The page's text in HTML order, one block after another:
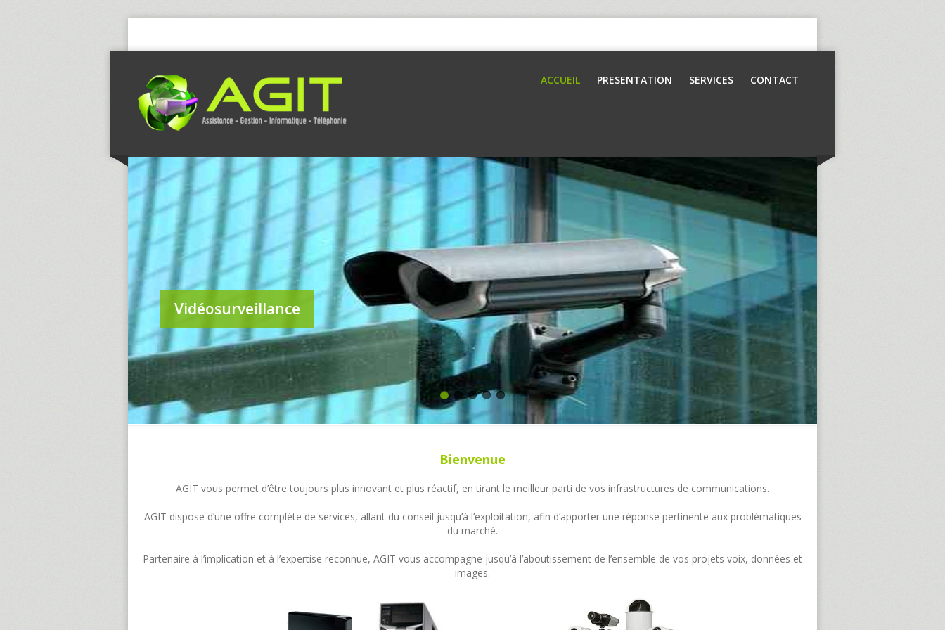
ACCUEIL PRESENTATION SERVICES CONTACT
Vidéosurveillance
Bienvenue
AGIT vous permet d’être toujours plus innovant et plus réactif, en tirant le meilleur parti de vos infrastructures de communications.
AGIT dispose d’une offre complète de services, allant du conseil jusqu’à l’exploitation, afin d’apporter une réponse pertinente aux problématiques
du marché.
Partenaire à l’implication et à l’expertise reconnue, AGIT vous accompagne jusqu’à l’aboutissement de l’ensemble de vos projets voix, données et
images.